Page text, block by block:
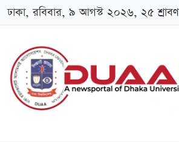
ঢাকা, রবিবার, ৯ আগস্ট ২০২৬, ২৫